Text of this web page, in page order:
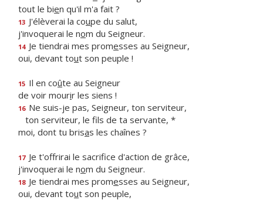
tout le bien qu'il m'a fait ?
13 J'élèverai la coupe du salut,
j'invoquerai le nom du Seigneur.
14 Je tiendrai mes promesses au Seigneur,
oui, devant tout son peuple !
15 Il en coûte au Seigneur
de voir mourir les siens !
16 Ne suis-je pas, Seigneur, ton serviteur,
ton serviteur, le fls de ta servante, *
moi, dont tu brisas les chaînes ?
17 Je t'offrirai le sacrifce d'action de grâce,
j'invoquerai le nom du Seigneur.
18 Je tiendrai mes promesses au Seigneur,
oui, devant tout son peuple,